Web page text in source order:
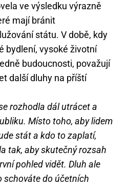
ve výsledku výrazně
mají bránit
státu. V době, kdy
bydlení, vysoké životní
budoucnosti, považují
další dluhy na příští
rozhodla dál utrácet a
Místo toho, aby lidem
stát a kdo to zaplatí,
tak, aby skutečný rozsah
pohled vidět. Dluh ale
schováte do účetních